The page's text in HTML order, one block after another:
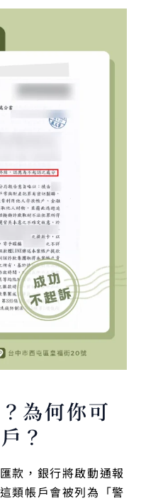
為何你可
？
款，銀行將啟動通報
類帳戶會被列為「警